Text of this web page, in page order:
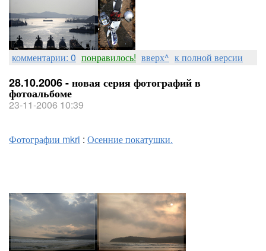
комментарии: 0 понравилось! вверх^ к полной версии
28.10.2006 - новая серия фотографий в
фотоальбоме
23-11-2006 10:39
Фотографии mkri : Осенние покатушки.